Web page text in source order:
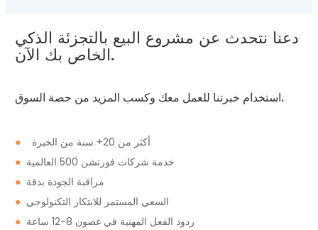
دعنا نتحدث عن مشروع البيع بالتجزئة الذكي
الخاص بك الآن.
استخدام خبرتنا للعمل معك وكسب المزيد من حصة السوق.
●
أكثر من 20+ سنة من الخبرة
●
خدمة شركات فورتشن 500 العالمية
● مراقبة الجودة بدقة
● السعي المستمر للابتكار التكنولوجي
●
ردود الفعل المهنية في غضون 8-12 ساعة